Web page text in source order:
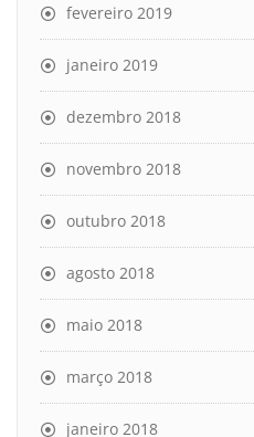
fevereiro 2019
janeiro 2019
dezembro 2018
novembro 2018
outubro 2018
agosto 2018
maio 2018
março 2018
janeiro 2018